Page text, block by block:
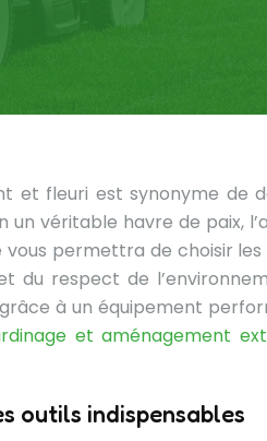
et fleuri est synonyme de
un véritable havre de paix,
vous permettra de choisir
du respect de
à un équipement
et aménagement
outils indispensables